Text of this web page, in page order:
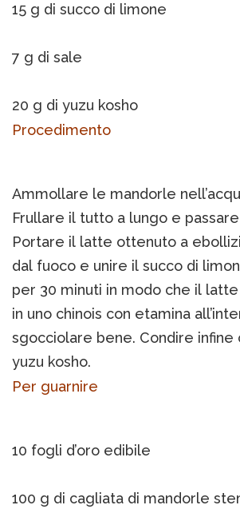
15 g di succo di limone
7 g di sale
20 g di yuzu kosho
Procedimento
Ammollare le mandorle
Frullare il tutto a lungo e
Portare il latte ottenuto a
dal fuoco e unire il succo di
per 30 minuti in modo che il
in uno chinois con etamina
sgocciolare bene. Condire infine
yuzu kosho.
Per guarnire
10 fogli d’oro edibile
100 g di cagliata di mandorle